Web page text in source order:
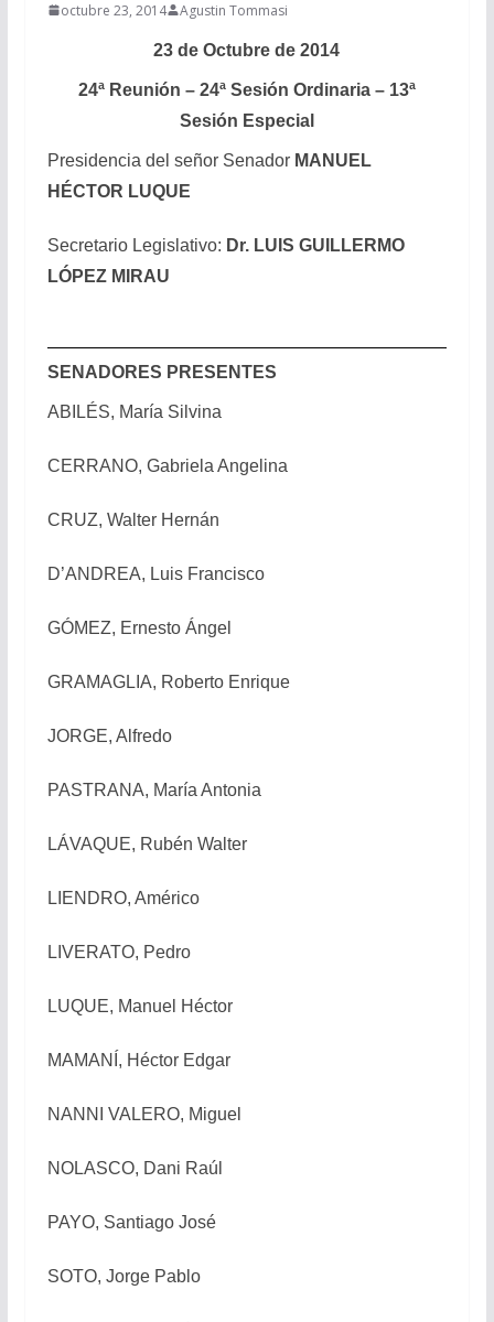
octubre 23, 2014 Agustin Tommasi
23 de Octubre de 2014
24ª Reunión – 24ª Sesión Ordinaria – 13ª
Sesión Especial
Presidencia del señor Senador MANUEL
HÉCTOR LUQUE
Secretario Legislativo: Dr. LUIS GUILLERMO
LÓPEZ MIRAU
SENADORES PRESENTES
ABILÉS, María Silvina
CERRANO, Gabriela Angelina
CRUZ, Walter Hernán
D’ANDREA, Luis Francisco
GÓMEZ, Ernesto Ángel
GRAMAGLIA, Roberto Enrique
JORGE, Alfredo
PASTRANA, María Antonia
LÁVAQUE, Rubén Walter
LIENDRO, Américo
LIVERATO, Pedro
LUQUE, Manuel Héctor
MAMANÍ, Héctor Edgar
NANNI VALERO, Miguel
NOLASCO, Dani Raúl
PAYO, Santiago José
SOTO, Jorge Pablo